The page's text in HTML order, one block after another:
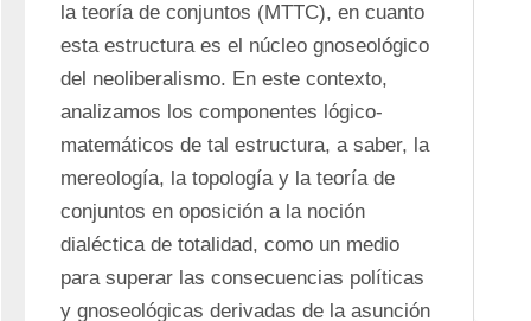
la teoría de conjuntos (MTTC), en cuanto
esta estructura es el núcleo gnoseológico
del neoliberalismo. En este contexto,
analizamos los componentes lógico-
matemáticos de tal estructura, a saber, la
mereología, la topología y la teoría de
conjuntos en oposición a la noción
dialéctica de totalidad, como un medio
para superar las consecuencias políticas
y gnoseológicas derivadas de la asunción